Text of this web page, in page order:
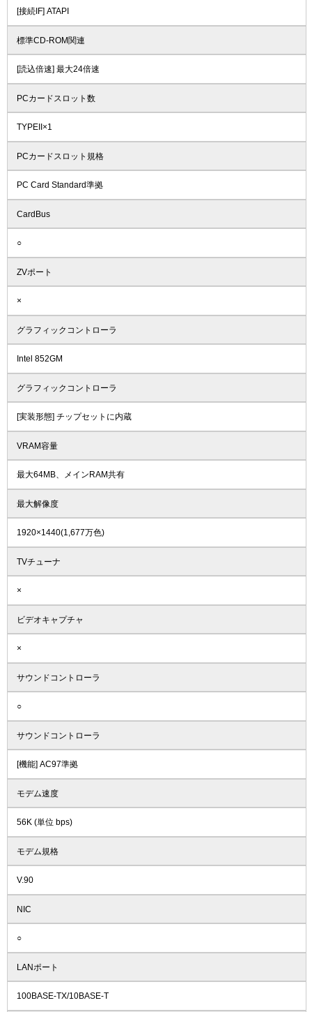
[接続IF] ATAPI
標準CD-ROM関連
[読込倍速] 最大24倍速
PCカードスロット数
TYPEII×1
PCカードスロット規格
PC Card Standard準拠
CardBus
○
ZVポート
×
グラフィックコントローラ
Intel 852GM
グラフィックコントローラ
[実装形態] チップセットに内蔵
VRAM容量
最大64MB、メインRAM共有
最大解像度
1920×1440(1,677万色)
TVチューナ
×
ビデオキャプチャ
×
サウンドコントローラ
○
サウンドコントローラ
[機能] AC97準拠
モデム速度
56K (単位 bps)
モデム規格
V.90
NIC
○
LANポート
100BASE-TX/10BASE-T